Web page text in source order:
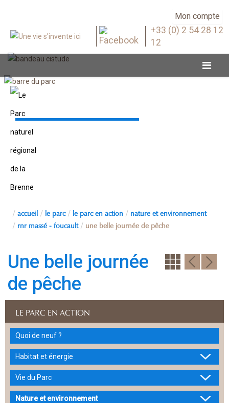
Mon compte
+33 (0) 2 54 28 12
12
accueil le parc le parc en action nature et environnement
rnr massé - foucault une belle journée de pêche
Une belle journée
de pêche
LE PARC EN ACTION
Quoi de neuf ?
Habitat et énergie
Vie du Parc
Nature et environnement